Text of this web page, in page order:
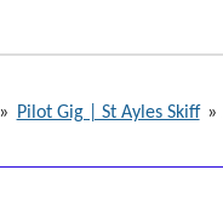
» Pilot Gig | St Ayles Skiff »